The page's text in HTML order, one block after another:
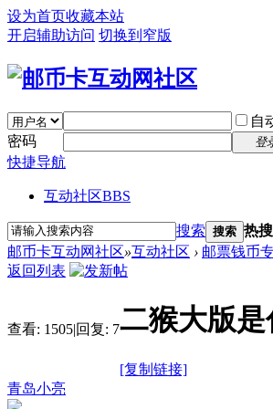
设为首页收藏本站
开启辅助访问 切换到窄版
自
密码
登
快捷导航
互动社区BBS
搜索 搜索 热
邮币卡互动网社区»互动社区 › 邮票钱币
返回列表
查看: 1505|回复: 7二猴大版是
[复制链接]
青岛小亮